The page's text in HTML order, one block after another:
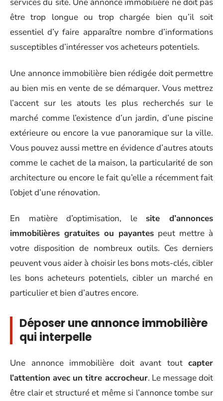
être trop longue ou trop chargée bien qu’il soit
essentiel d’y faire apparaître nombre d’informations
susceptibles d’intéresser vos acheteurs potentiels.
Une annonce immobilière bien rédigée doit permettre
au bien mis en vente de se démarquer. Vous mettrez
l’accent sur les atouts les plus recherchés sur le
marché comme l’existence d’un jardin, d’une piscine
extérieure ou encore la vue panoramique sur la ville.
Vous pouvez aussi mettre en évidence d’autres atouts
comme le cachet de la maison, la particularité de son
architecture ou encore le fait qu’elle a récemment fait
l’objet d’une rénovation.
En matière d’optimisation, le site d’annonces
immobilières gratuites ou payantes peut mettre à
votre disposition de nombreux outils. Ces derniers
peuvent vous aider à choisir les bons mots-clés, cibler
les bons acheteurs potentiels, cibler un marché en
particulier et bien d’autres encore.
Déposer une annonce immobilière
qui interpelle
Une annonce immobilière doit avant tout capter
l’attention avec un titre accrocheur. Le message doit
être clair et structuré et même si l’annonce tombe sur